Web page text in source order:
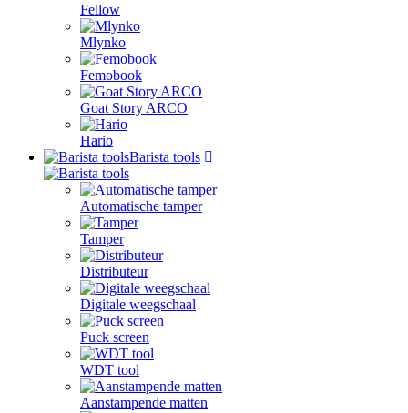
Fellow
Mlynko
Femobook
Goat Story ARCO
Hario
Barista tools
Automatische tamper
Tamper
Distributeur
Digitale weegschaal
Puck screen
WDT tool
Aanstampende matten